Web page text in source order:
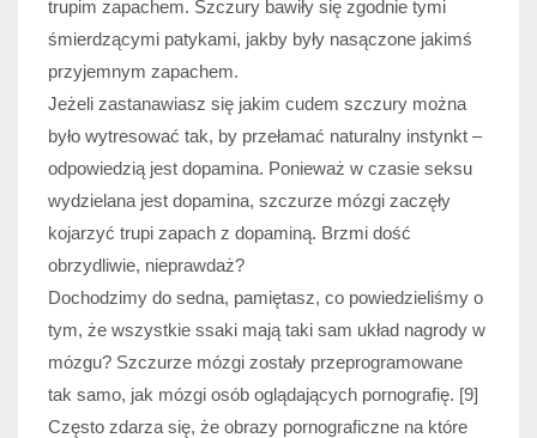
trupim zapachem. Szczury bawiły się zgodnie tymi
śmierdzącymi patykami, jakby były nasączone jakimś
przyjemnym zapachem.
Jeżeli zastanawiasz się jakim cudem szczury można
było wytresować tak, by przełamać naturalny instynkt –
odpowiedzią jest dopamina. Ponieważ w czasie seksu
wydzielana jest dopamina, szczurze mózgi zaczęły
kojarzyć trupi zapach z dopaminą. Brzmi dość
obrzydliwie, nieprawdaż?
Dochodzimy do sedna, pamiętasz, co powiedzieliśmy o
tym, że wszystkie ssaki mają taki sam układ nagrody w
mózgu? Szczurze mózgi zostały przeprogramowane
tak samo, jak mózgi osób oglądających pornografię. [9]
Często zdarza się, że obrazy pornograficzne na które